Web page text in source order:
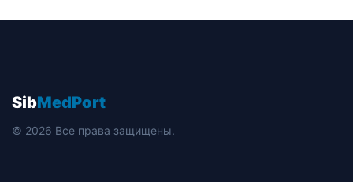
SibMedPort
© 2026 Все права защищены.